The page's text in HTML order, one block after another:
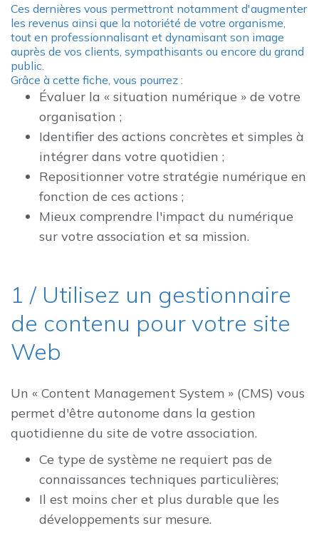
Ces dernières vous permettront notamment d'augmenter
les revenus ainsi que la notoriété de votre organisme,
tout en professionnalisant et dynamisant son image
auprès de vos clients, sympathisants ou encore du grand
public.
Grâce à cette fiche, vous pourrez :
Évaluer la « situation numérique » de votre
organisation ;
Identifier des actions concrètes et simples à
intégrer dans votre quotidien ;
Repositionner votre stratégie numérique en
fonction de ces actions ;
Mieux comprendre l'impact du numérique
sur votre association et sa mission.
1 / Utilisez un gestionnaire
de contenu pour votre site
Web
Un « Content Management System » (CMS) vous
permet d'être autonome dans la gestion
quotidienne du site de votre association.
Ce type de système ne requiert pas de
connaissances techniques particulières;
Il est moins cher et plus durable que les
développements sur mesure.